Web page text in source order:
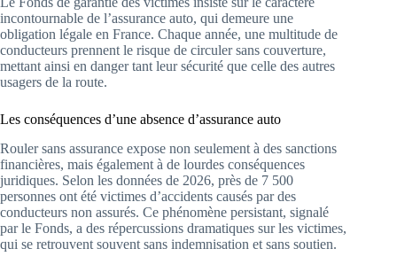
incontournable de l’assurance auto, qui demeure une
obligation légale en France. Chaque année, une multitude de
conducteurs prennent le risque de circuler sans couverture,
mettant ainsi en danger tant leur sécurité que celle des autres
usagers de la route.
Les conséquences d’une absence d’assurance auto
Rouler sans assurance expose non seulement à des sanctions
financières, mais également à de lourdes conséquences
juridiques. Selon les données de 2026, près de 7 500
personnes ont été victimes d’accidents causés par des
conducteurs non assurés. Ce phénomène persistant, signalé
par le Fonds, a des répercussions dramatiques sur les victimes,
qui se retrouvent souvent sans indemnisation et sans soutien.